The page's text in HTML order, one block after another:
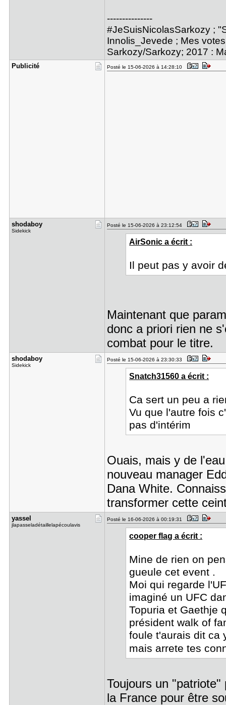
---------------
#JeSuisNicolasSarkozy ;
Innolis_Jevede ; Mes
Sarkozy/Sarkozy; 2017 :
Publicité Posté le 15-06-2026 à 14:28:10
shodaboy
Sidekick
Posté le 15-06-2026 à 23:12:54
AirSonic a écrit :
Il peut pas y avoir
Maintenant que
donc a priori rien ne
combat pour le titre.
shodaboy
Sidekick
Posté le 15-06-2026 à 23:30:33
Snatch31560 a écrit :
Ca sert un peu a
Vu que l'autre fois
pas d'intérim
Ouais, mais y de
nouveau manager
Dana White.
transformer cette
yassel
jlapasseladétaillelapécoulavis
Posté le 16-06-2026 à 00:19:31
cooper flag a écrit :
Mine de rien on
gueule cet event .
Moi qui regarde
imaginé un UFC
Topuria et Gaethje
président walk of
foule t'aurais dit ca
mais arrete tes
Toujours un
la France pour être